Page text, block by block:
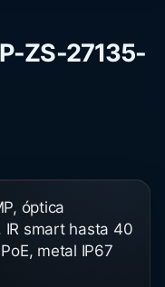
ZS-27135-
óptica
IR smart hasta 40
metal IP67